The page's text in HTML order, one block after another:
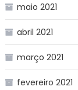
maio 2021
abril 2021
março 2021
fevereiro 2021